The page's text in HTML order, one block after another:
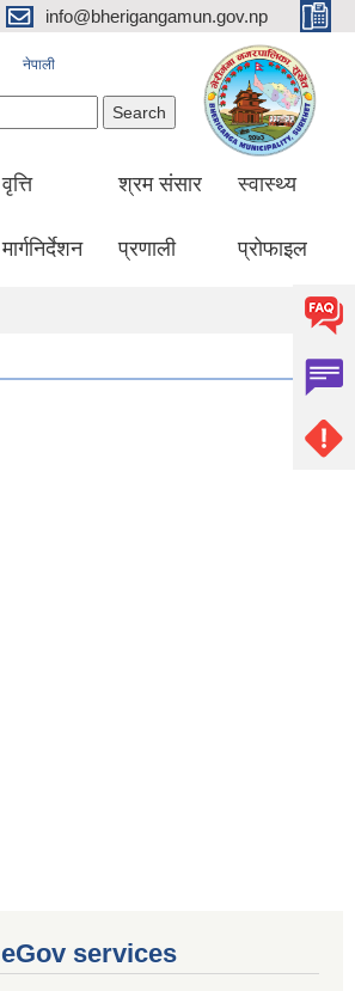
info@bherigangamun.gov.np
नेपाली
वृत्ति
मार्गनिर्देशन
श्रम संसार
प्रणाली
स्वास्थ्य
प्रोफाइल
eGov services